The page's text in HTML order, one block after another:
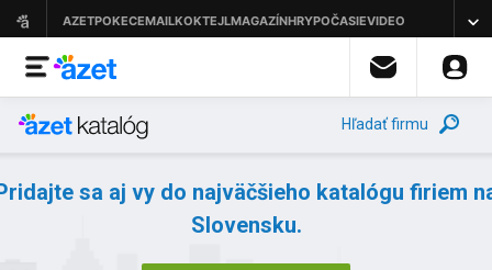
Hľadať firmu
sa aj vy do najväčšieho katalógu firiem
Slovensku.